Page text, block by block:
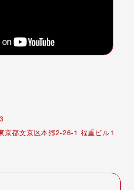
京都文京区本郷2-26-1 福重ビル１